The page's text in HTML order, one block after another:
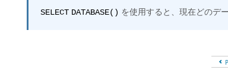
SELECT DATABASE() を使用すると、現在どのデ